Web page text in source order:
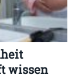
wissen